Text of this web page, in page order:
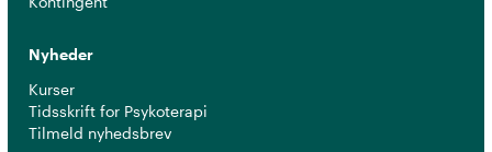
Nyheder
Kurser
Tidsskrift for Psykoterapi
Tilmeld nyhedsbrev